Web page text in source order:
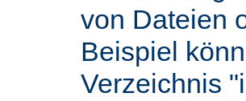
von Dateien
Beispiel
Verzeichnis